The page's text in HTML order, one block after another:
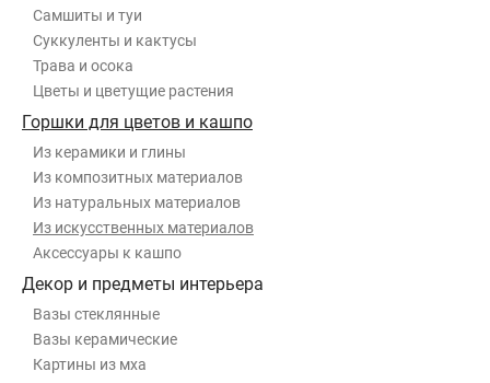
Самшиты и туи
Суккуленты и кактусы
Трава и осока
Цветы и цветущие растения
Горшки для цветов и кашпо
Из керамики и глины
Из композитных материалов
Из натуральных материалов
Из искусственных материалов
Аксессуары к кашпо
Декор и предметы интерьера
Вазы стеклянные
Вазы керамические
Картины из мха